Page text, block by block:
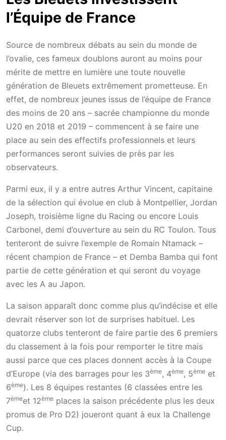
l’Équipe de France
Source de nombreux débats au sein du monde de
l’ovalie, ces fameux doublons auront au moins pour
mérite de mettre en lumière une toute nouvelle
génération de Bleuets extrêmement prometteuse. En
effet, de nombreux jeunes issus de l’équipe de France
des moins de 20 ans – sacrée championne du monde
U20 en 2018 et 2019 – commencent à se faire une
place au sein des effectifs professionnels et leurs
performances seront suivies de près par les
observateurs.
Parmi eux, il y a entre autres Arthur Vincent, capitaine
de la sélection qui évolue en club à Montpellier, Jordan
Joseph, troisième ligne du Racing ou encore Louis
Carbonel, demi d’ouverture au sein du RC Toulon. Tous
tenteront de suivre l’exemple de Romain Ntamack –
récent champion de France – et Demba Bamba qui font
partie de cette génération et qui seront du voyage
avec les A au Japon.
La saison apparaît donc comme plus qu’indécise et elle
devrait réserver son lot de surprises habituel. Les
quatorze clubs tenteront de faire partie des 6 premiers
du classement à la fois pour remporter le titre mais
aussi parce que ces places donnent accès à la Coupe
d’Europe (via des barrages pour les 3ème, 4ème, 5ème et
6ème). Les 8 équipes restantes (6 classées entre les
7èmeet 12ème places la saison précédente plus les deux
promus de Pro D2) joueront quant à eux la Challenge
Cup.